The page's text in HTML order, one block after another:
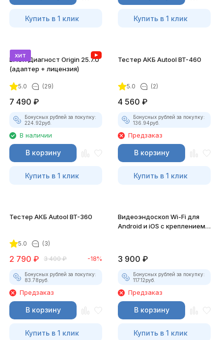
Купить в 1 клик Купить в 1 клик
хит
ВАСЯ Диагност Origin 25.7.0
(адаптер + лицензия)
5.0 (29)
7 490 ₽
Бонусных рублей за покупку:
224.92руб.
В наличии
В корзину
Купить в 1 клик
Тестер АКБ Autool BT-460
5.0 (2)
4 560 ₽
Бонусных рублей за покупку:
136.94руб.
Предзаказ
В корзину
Купить в 1 клик
Тестер АКБ Autool BT-360
5.0 (3)
2 790 ₽ 3 400 ₽ -18%
Бонусных рублей за покупку:
83.78руб.
Предзаказ
В корзину
Купить в 1 клик
Видеоэндоскоп Wi-Fi для
Android и iOS с креплением
3 900 ₽
Бонусных рублей за покупку:
117.12руб.
Предзаказ
В корзину
Купить в 1 клик